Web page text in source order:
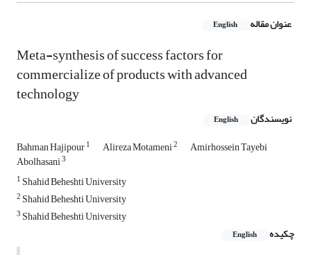
عنوان مقاله English
Meta-synthesis of success factors for
commercialize of products with advanced
technology
نویسندگان English
Bahman Hajipour1 Alireza Motameni2 Amirhossein Tayebi
Abolhasani3
1 Shahid Beheshti University
2 Shahid Beheshti University
3 Shahid Beheshti University
چکیده
English